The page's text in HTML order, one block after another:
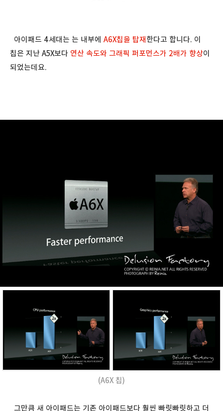
아이패드 4세대는 는 내부에 A6X칩을 탑재한다고 합니다. 이
칩은 지난 A5X보다 연산 속도와 그래픽 퍼포먼스가 2배가 향상이
되었는데요.
(A6X 칩)
그만큼 새 아이패드는 기존 아이패드보다 훨씬 빠릿빠릿하고 더